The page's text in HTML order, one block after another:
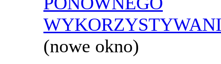
(nowe okno)